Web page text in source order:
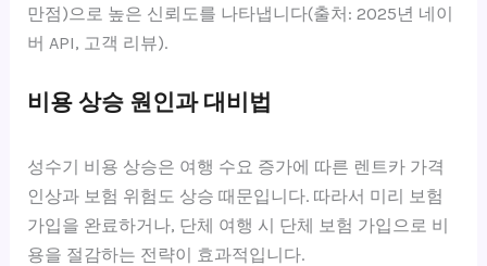
만점)으로 높은 신뢰도를 나타냅니다(출처: 2025년 네이
버 API, 고객 리뷰).
비용 상승 원인과 대비법
성수기 비용 상승은 여행 수요 증가에 따른 렌트카 가격
인상과 보험 위험도 상승 때문입니다. 따라서 미리 보험
가입을 완료하거나, 단체 여행 시 단체 보험 가입으로 비
용을 절감하는 전략이 효과적입니다.